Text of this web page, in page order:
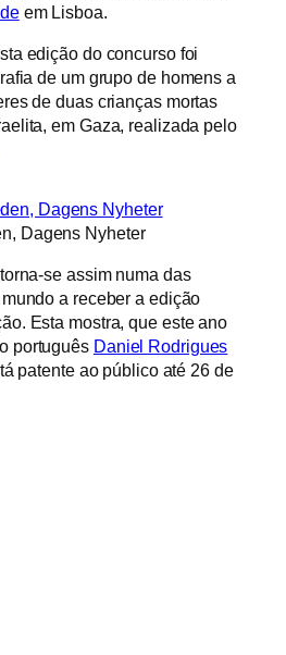
em Lisboa.
edição do concurso foi
de um grupo de homens a
de duas crianças mortas
em Gaza, realizada pelo
Dagens Nyheter
se assim numa das
a receber a edição
Esta mostra, que este ano
português Daniel Rodrigues
patente ao público até 26 de